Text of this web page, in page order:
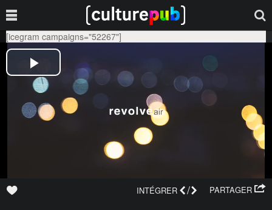
[icegram campaigns="52267"]
PARTAGER
INTÉGRER /